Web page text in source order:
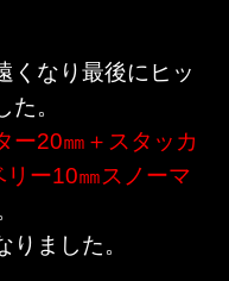
くなり最後にヒッ
。
ー20㎜＋スタッカ
ー10㎜スノーマ
ました。